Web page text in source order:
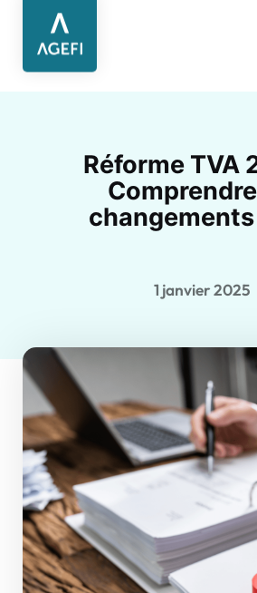
Aller au contenu principal
Réforme TVA
1 janvier 2025